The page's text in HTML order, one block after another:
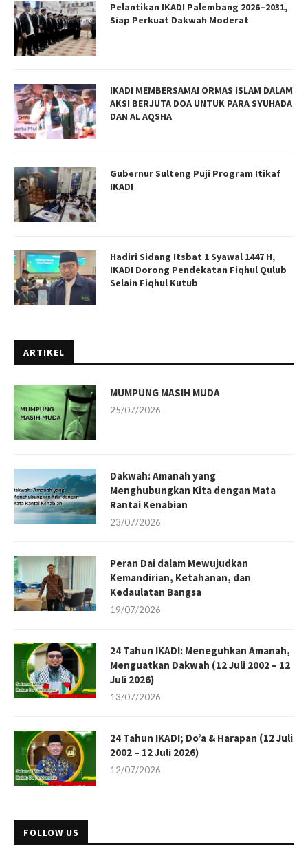
Pelantikan IKADI Palembang 2026–2031,
Siap Perkuat Dakwah Moderat
IKADI MEMBERSAMAI ORMAS ISLAM DALAM
AKSI BERJUTA DOA UNTUK PARA SYUHADA
DAN AL AQSHA
Gubernur Sulteng Puji Program Itikaf
IKADI
Hadiri Sidang Itsbat 1 Syawal 1447 H,
IKADI Dorong Pendekatan Fiqhul Qulub
Selain Fiqhul Kutub
ARTIKEL
MUMPUNG MASIH MUDA
25/07/2026
Dakwah: Amanah yang
Menghubungkan Kita dengan Mata
Rantai Kenabian
23/07/2026
Peran Dai dalam Mewujudkan
Kemandirian, Ketahanan, dan
Kedaulatan Bangsa
19/07/2026
24 Tahun IKADI: Meneguhkan Amanah,
Menguatkan Dakwah (12 Juli 2002 – 12
Juli 2026)
13/07/2026
24 Tahun IKADI; Do’a & Harapan (12 Juli
2002 – 12 Juli 2026)
12/07/2026
FOLLOW US